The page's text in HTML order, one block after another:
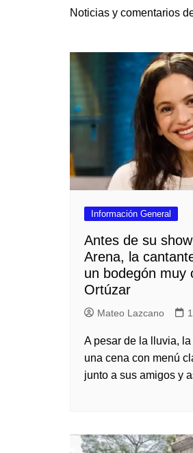
Noticias y comentarios
Información General
Antes de su
Arena, la
un bodegón muy
Ortúzar
Mateo Lazcano
A pesar de la lluvia,
una cena con menú
junto a sus amigos y